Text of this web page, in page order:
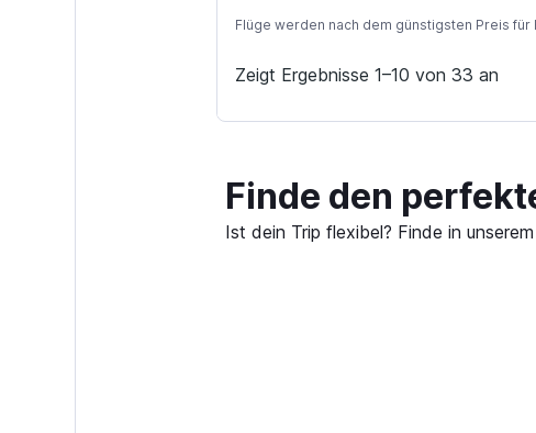
Flüge werden nach dem günstigsten Preis
Zeigt Ergebnisse 1–10 von 33 an
Finde den
Ist dein Trip flexibel? Finde in